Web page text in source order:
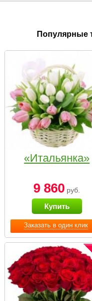
Заказать в один клик
«Итальянка»
9 860 руб.
Купить